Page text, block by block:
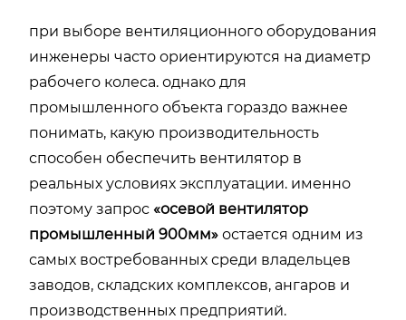
при выборе вентиляционного оборудования
инженеры часто ориентируются на диаметр
рабочего колеса. однако для
промышленного объекта гораздо важнее
понимать, какую производительность
способен обеспечить вентилятор в
реальных условиях эксплуатации. именно
поэтому запрос «осевой вентилятор
промышленный 900мм» остается одним из
самых востребованных среди владельцев
заводов, складских комплексов, ангаров и
производственных предприятий.